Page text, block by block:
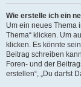
Wie erstelle ich ein
Um ein neues Thema
Thema“ klicken. Um
klicken. Es könnte
Beitrag schreiben
Foren- und der
erstellen“, „Du darfst